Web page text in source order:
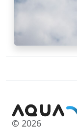
© 2026